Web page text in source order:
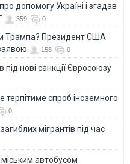
допомогу Україні і згадав
359 0
Трампа? Президент США
158 0
нові санкції Євросоюзу
спроб іноземного
0
мігрантів під час
автобусом